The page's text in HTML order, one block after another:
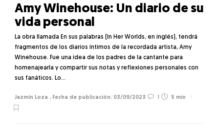
Amy Winehouse: Un diario de su
vida personal
La obra llamada En sus palabras (In Her Worlds, en inglés), tendrá
fragmentos de los diarios íntimos de la recordada artista, Amy
Winehouse. Fue una idea de los padres de la cantante para
homenajearla y compartir sus notas y reflexiones personales con
sus fanáticos. Lo…
Jazmín Loza , 03/09/2023 1 5 min